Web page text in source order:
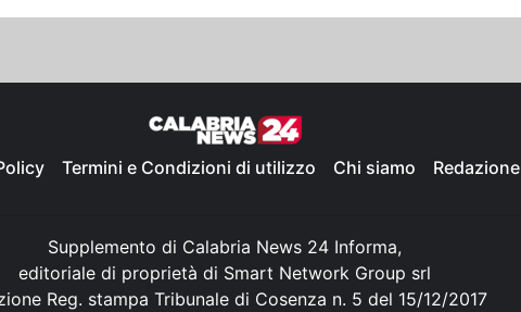
Termini e Condizioni di utilizzo Chi siamo Redazione
Supplemento di Calabria News 24 Informa,
editoriale di proprietà di Smart Network Group srl
Reg. stampa Tribunale di Cosenza n. 5 del 15/12/2017